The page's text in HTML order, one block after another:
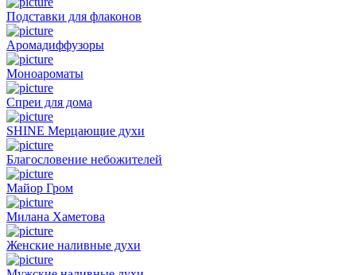
Подставки для флаконов
Аромадиффузоры
Моноароматы
Спреи для дома
SHINE Мерцающие духи
Благословение небожителей
Майор Гром
Милана Хаметова
Женские наливные духи